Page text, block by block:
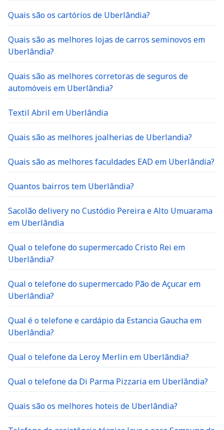
Quais são os cartórios de Uberlândia?
Quais são as melhores lojas de carros seminovos em
Uberlândia?
Quais são as melhores corretoras de seguros de
automóveis em Uberlândia?
Textil Abril em Uberlândia
Quais são as melhores joalherias de Uberlandia?
Quais são as melhores faculdades EAD em Uberlândia?
Quantos bairros tem Uberlândia?
Sacolão delivery no Custódio Pereira e Alto Umuarama
em Uberlândia
Qual o telefone do supermercado Cristo Rei em
Uberlândia?
Qual o telefone do supermercado Pão de Açucar em
Uberlândia?
Qual é o telefone e cardápio da Estancia Gaucha em
Uberlândia?
Qual o telefone da Leroy Merlin em Uberlândia?
Qual o telefone da Di Parma Pizzaria em Uberlândia?
Quais são os melhores hoteis de Uberlândia?